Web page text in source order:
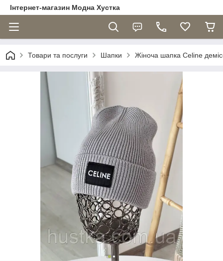
Інтернет-магазин Модна Хустка
Товари та послуги Шапки Жіноча шапка Celine